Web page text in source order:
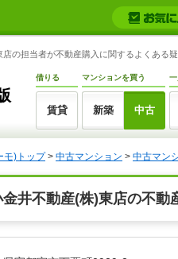
の担当者が不動産購入に関するよくある
借りる
賃貸
マンションを買う
新築 中古
モ)トップ> 中古マンション > 中古マン
井不動産(株)東店の不動